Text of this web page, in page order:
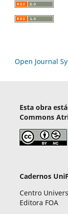
Open Journal
Esta obra
Commons
Cadernos
Centro
Editora FOA